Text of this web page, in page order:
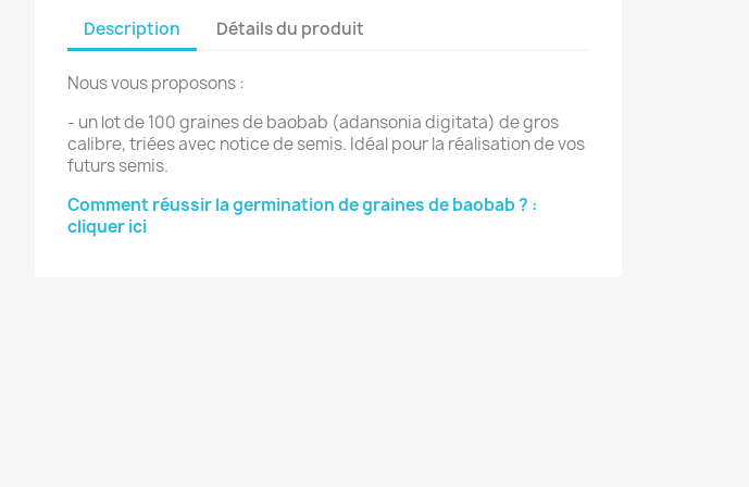
Description Détails du produit
Nous vous proposons :
- un lot de 100 graines de baobab (adansonia digitata) de gros
calibre, triées avec notice de semis. Idéal pour la réalisation de vos
futurs semis.
Comment réussir la germination de graines de baobab ? :
cliquer ici